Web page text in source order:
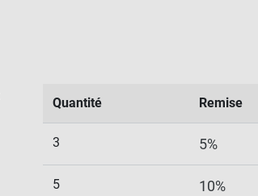
Quantité Remise
3 5%
5 10%